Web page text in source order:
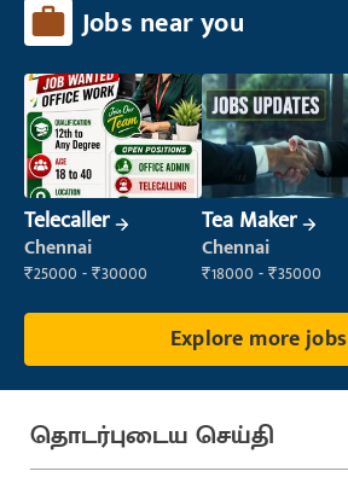
Jobs near you
Telecaller
Chennai
₹25000 - ₹30000
Tea Maker
Chennai
₹18000 - ₹35000
Explore more jobs
தொடர்புடைய செய்தி